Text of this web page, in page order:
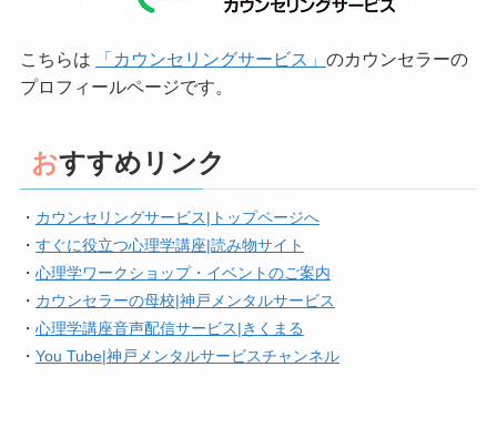
こちらは 「カウンセリングサービス」 のカウンセラーの
プロフィールページです。
おすすめリンク
・ カウンセリングサービス|トップページへ
・ すぐに役立つ心理学講座|読み物サイト
・ 心理学ワークショップ・イベントのご案内
・ カウンセラーの母校|神戸メンタルサービス
・ 心理学講座音声配信サービス|きくまる
・ You Tube|神戸メンタルサービスチャンネル